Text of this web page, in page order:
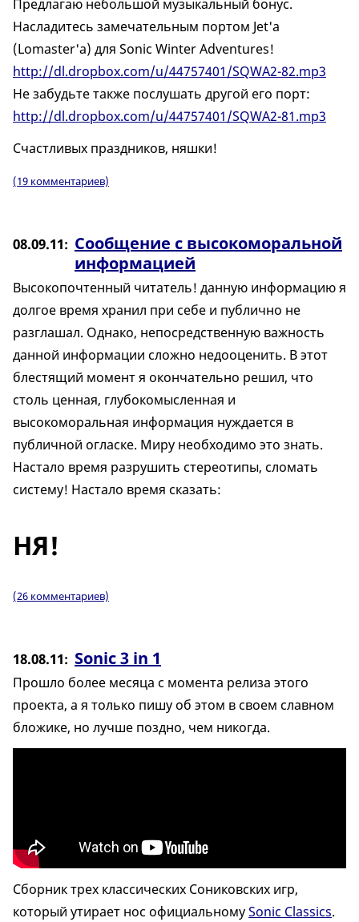
Предлагаю небольшой музыкальный бонус.
Насладитесь замечательным портом Jet'а
(Lomaster'а) для Sonic Winter Adventures!
http://dl.dropbox.com/u/44757401/SQWA2-82.mp3
Не забудьте также послушать другой его порт:
http://dl.dropbox.com/u/44757401/SQWA2-81.mp3
Счастливых праздников, няшки!
(19 комментариев)
08.09.11
Сообщение с высокоморальной
информацией
Высокопочтенный читатель! данную информацию я
долгое время хранил при себе и публично не
разглашал. Однако, непосредственную важность
данной информации сложно недооценить. В этот
блестящий момент я окончательно решил, что
столь ценная, глубокомысленная и
высокоморальная информация нуждается в
публичной огласке. Миру необходимо это знать.
Настало время разрушить стереотипы, сломать
систему! Настало время сказать:
НЯ!
(26 комментариев)
18.08.11 Sonic 3 in 1
Прошло более месяца с момента релиза этого
проекта, а я только пишу об этом в своем славном
бложике, но лучше поздно, чем никогда.
Сборник трех классических Сониковских игр,
который утирает нос официальномуSonic Classics.